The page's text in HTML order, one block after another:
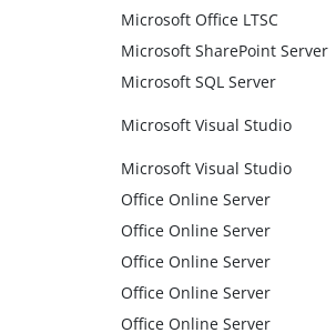
Microsoft Office LTSC
Microsoft SharePoint Server
Microsoft SQL Server
Microsoft Visual Studio
Microsoft Visual Studio
Office Online Server
Office Online Server
Office Online Server
Office Online Server
Office Online Server